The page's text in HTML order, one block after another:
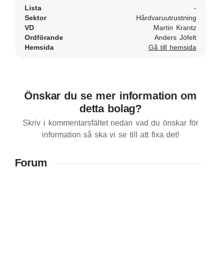
Lista
-
Sektor
Hårdvaruutrustning
VD
Martin Krantz
Ordförande
Anders Jöfelt
Hemsida
Gå till hemsida
Önskar du se mer information om
detta bolag?
Skriv i kommentarsfältet nedan vad du önskar för
information så ska vi se till att fixa det!
Forum